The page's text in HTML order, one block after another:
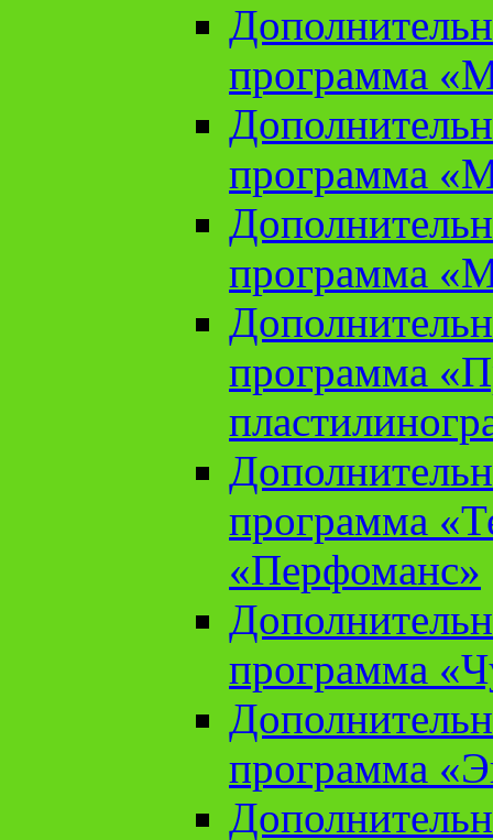
программа
программа
программа
программа
программа
«Перфоманс»
программа
программа